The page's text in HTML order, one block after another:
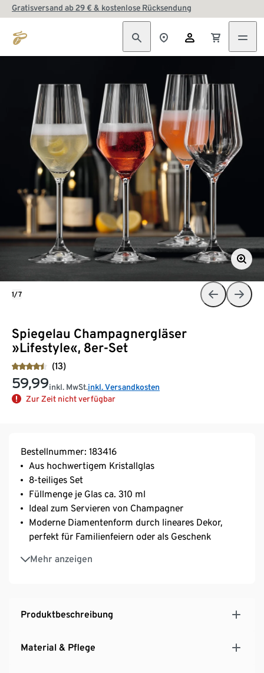
Gratisversand ab 29 € & kostenlose Rücksendung
Spiegelau Champagnergläser
»Lifestyle«, 8er-Set
(13)
59,99inkl. MwSt.inkl. Versandkosten
Zur Zeit nicht verfügbar
1/7
Bestellnummer: 183416
Aus hochwertigem Kristallglas
8-teiliges Set
Füllmenge je Glas ca. 310 ml
Ideal zum Servieren von Champagner
Moderne Diamentenform durch lineares Dekor,
perfekt für Familienfeiern oder als Geschenk
Mehr anzeigen
Passend dazu aus der Lifestyle-Serie: Wasser,
Longdrink-, Rot- und Weißweingläser
Produktbeschreibung
Material & Pflege